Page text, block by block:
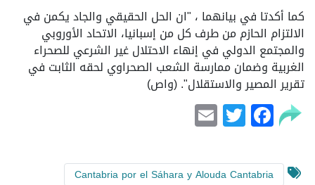
كما أكدتا في بيانهما ، "ان الحل الحقيقي والجاد يكمن في
الالتزام الحازم من طرف كل من إسبانيا، الاتحاد الأوروبي
والمجتمع الدولي في إنهاء الاحتلال غير الشرعي للصحراء
الغربية وضمان ممارسة الشعب الصحراوي لحقه الثابت في
تقرير المصير والاستقلال". (واص)
Facebook
Twitter
Cantabria por el Sáhara y Alouda Cantabria